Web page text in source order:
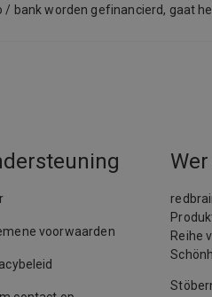
/ bank worden gefinancierd, gaat
voorwaarden
Reihe